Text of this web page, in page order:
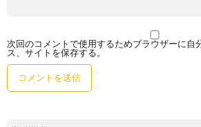
次回のコメントで使用するためブラウザーに自
ス、サイトを保存する。